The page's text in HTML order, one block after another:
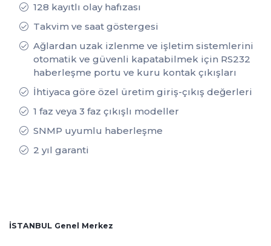
128 kayıtlı olay hafızası
Takvim ve saat göstergesi
Ağlardan uzak izlenme ve işletim sistemlerini
otomatik ve güvenli kapatabilmek için RS232
haberleşme portu ve kuru kontak çıkışları
İhtiyaca göre özel üretim giriş-çıkış değerleri
1 faz veya 3 faz çıkışlı modeller
SNMP uyumlu haberleşme
2 yıl garanti
İSTANBUL Genel Merkez